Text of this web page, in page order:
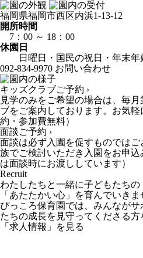
福岡県福岡市西区内浜1-13-12
開所時間
7：00 ～ 18：00
休園日
日曜日・国民の祝日・年末年
092-834-9970 お問い合わせ
キッズクラブご予約 ›
見学のみをご希望の場合は、毎
ブをご案内しております。お気
約・参加費無料）
面談ご予約 ›
面談は必ず入園を促すものでは
族でご検討いただき入園をお申
は面談時にお渡ししています）
Recruit
わたしたちと一緒に子どもたちの
「あたたかい心」を育んでいきま
ぴっころ保育園では、みんなが
たちの成長を見守ってくださる方
「求人情報」を見る